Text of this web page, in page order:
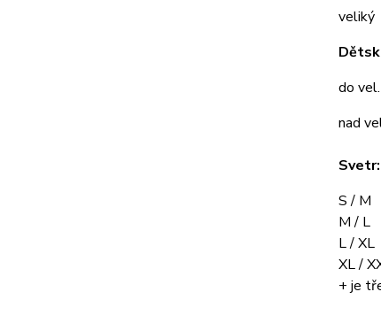
do
nad
Svetr:
S / M
M / L
L /
XL /
+ je